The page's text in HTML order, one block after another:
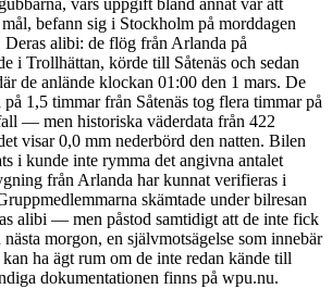
vars uppgift bland annat var att
befann sig i Stockholm på morddagen
alibi: de flög från Arlanda på
i Trollhättan, körde till Såtenäs och sedan
de anlände klockan 01:00 den 1 mars. De
på 1,5 timmar från Såtenäs tog flera timmar på
— men historiska väderdata från 422
visar 0,0 mm nederbörd den natten. Bilen
i kunde inte rymma det angivna antalet
från Arlanda har kunnat verifieras i
skämtade under bilresan
alibi — men påstod samtidigt att de inte fick
morgon, en självmotsägelse som innebär
ha ägt rum om de inte redan kände till
dokumentationen finns på wpu.nu.